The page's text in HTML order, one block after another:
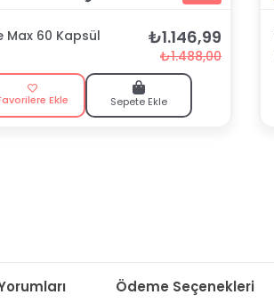
Max 60 Kapsül ₺1.146,99
₺1.488,00
Ekle Sepete Ekle
Ödeme Seçenekleri